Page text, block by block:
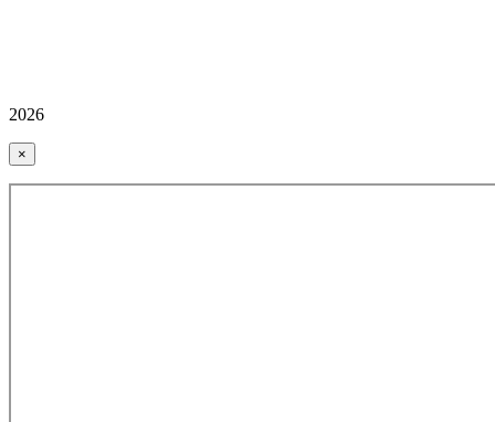
2026
×